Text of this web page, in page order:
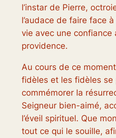
l’instar de Pierre,
l’audace de faire face
vie avec une confiance
providence.
Au cours de ce
fidèles et les fidèles se
commémorer la
Seigneur bien-aimé,
l’éveil spirituel. Que
tout ce qui le souille,